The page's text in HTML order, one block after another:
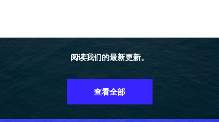
阅读我们的最新更新。
查看全部